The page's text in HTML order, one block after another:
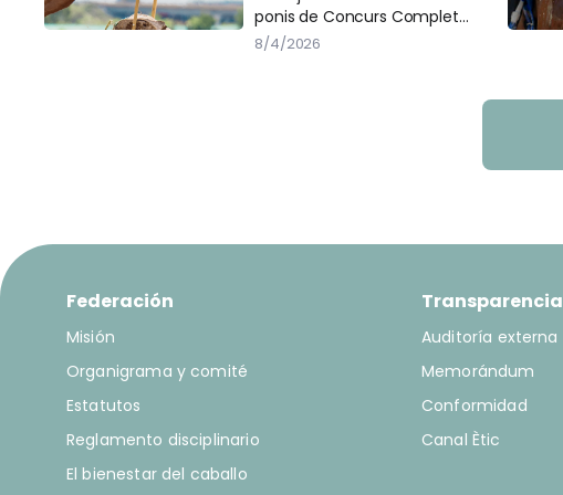
ponis de Concurs Complet
d’Equitació (CCE), que tindrà
8/4/2026
Federación
Misión
Organigrama y comité
Estatutos
Reglamento disciplinario
El bienestar del caballo
Transparencia
Auditoría externa
Memorándum
Conformidad
Canal Ètic